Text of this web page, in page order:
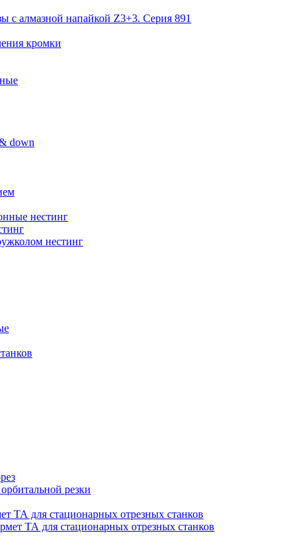
с алмазной напайкой Z3+3. Серия 891
кромки
down
нестинг
нестинг
резки
ТА для стационарных отрезных станков
ТА для стационарных отрезных станков